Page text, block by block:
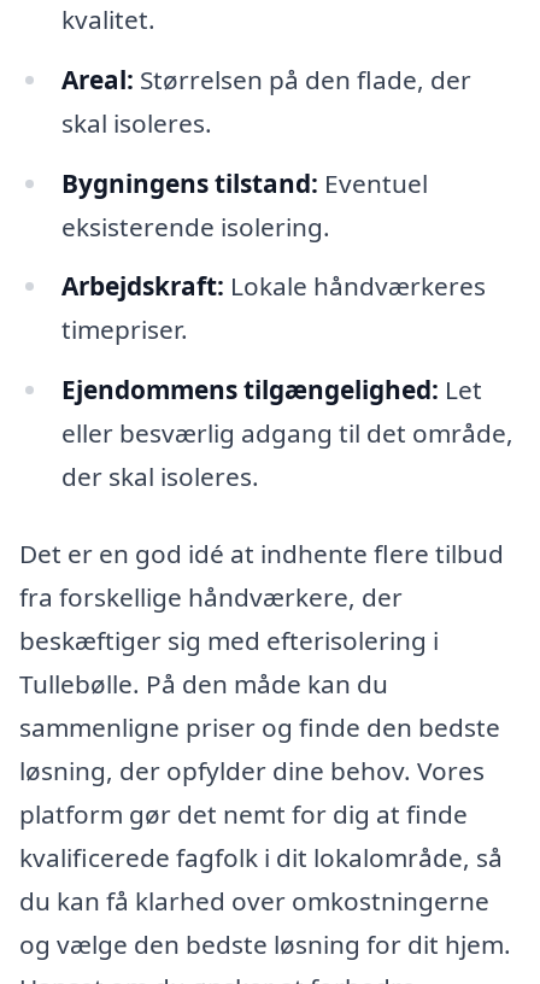
kvalitet.
Areal: Størrelsen på den flade, der
skal isoleres.
Bygningens tilstand: Eventuel
eksisterende isolering.
Arbejdskraft: Lokale håndværkeres
timepriser.
Ejendommens tilgængelighed: Let
eller besværlig adgang til det område,
der skal isoleres.
Det er en god idé at indhente flere tilbud
fra forskellige håndværkere, der
beskæftiger sig med efterisolering i
Tullebølle. På den måde kan du
sammenligne priser og finde den bedste
løsning, der opfylder dine behov. Vores
platform gør det nemt for dig at finde
kvalificerede fagfolk i dit lokalområde, så
du kan få klarhed over omkostningerne
og vælge den bedste løsning for dit hjem.